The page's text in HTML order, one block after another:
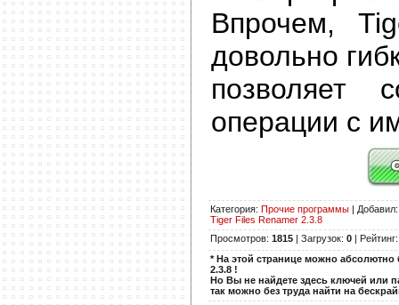
Впрочем,
довольно
позволяет
операции с
Категория: Прочие программы | Добавил
Tiger Files Renamer 2.3.8
Просмотров: 1815 | Загрузок: 0 | Рейтинг
* На этой странице можно абсолютно
2.3.8 !
Но Вы не найдете здесь ключей или
так можно без труда найти на